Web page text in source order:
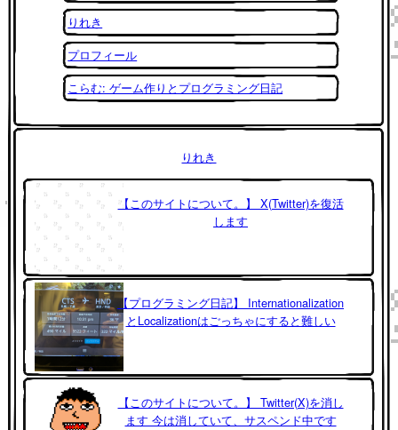
りれき
プロフィール
こらむ: ゲーム作りとプログラミング日記
りれき
【このサイトについて。】 X(Twitter)を復活
します
【プログラミング日記】 Internationalization
とLocalizationはごっちゃにすると難しい
【このサイトについて。】 Twitter(X)を消し
ます 今は消していて、サスペンド中です